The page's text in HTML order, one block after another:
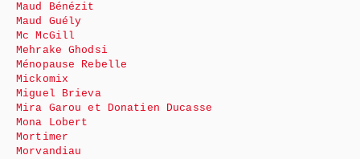
Maud Bénézit
Maud Guély
Mc McGill
Mehrake Ghodsi
Ménopause Rebelle
Mickomix
Miguel Brieva
Mira Garou et Donatien Ducasse
Mona Lobert
Mortimer
Morvandiau